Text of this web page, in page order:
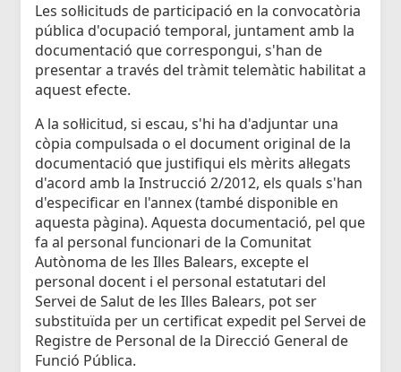
Les sol·licituds de participació en la convocatòria
pública d'ocupació temporal, juntament amb la
documentació que correspongui, s'han de
presentar a través del tràmit telemàtic habilitat a
aquest efecte.
A la sol·licitud, si escau, s'hi ha d'adjuntar una
còpia compulsada o el document original de la
documentació que justifiqui els mèrits al·legats
d'acord amb la Instrucció 2/2012, els quals s'han
d'especificar en l'annex (també disponible en
aquesta pàgina). Aquesta documentació, pel que
fa al personal funcionari de la Comunitat
Autònoma de les Illes Balears, excepte el
personal docent i el personal estatutari del
Servei de Salut de les Illes Balears, pot ser
substituïda per un certificat expedit pel Servei de
Registre de Personal de la Direcció General de
Funció Pública.